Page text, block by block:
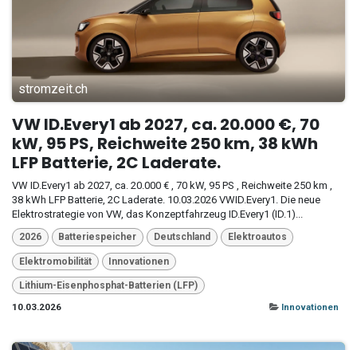
stromzeit.ch
VW ID.Every1 ab 2027, ca. 20.000 €, 70
kW, 95 PS, Reichweite 250 km, 38 kWh
LFP Batterie, 2C Laderate.
VW ID.Every1 ab 2027, ca. 20.000 € , 70 kW, 95 PS , Reichweite 250 km ,
38 kWh LFP Batterie, 2C Laderate. 10.03.2026 VWID.Every1. Die neue
Elektrostrategie von VW, das Konzeptfahrzeug ID.Every1 (ID.1)...
2026 Batteriespeicher Deutschland Elektroautos
Elektromobilität Innovationen
Lithium-Eisenphosphat-Batterien (LFP)
10.03.2026
Innovationen